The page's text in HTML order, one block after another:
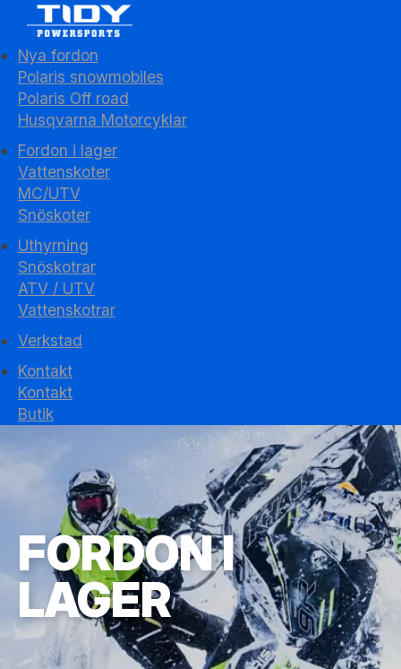
Nya fordon
Polaris snowmobiles
Polaris Off road
Husqvarna Motorcyklar
Fordon i lager
Vattenskoter
MC/UTV
Snöskoter
Uthyrning
Snöskotrar
ATV / UTV
Vattenskotrar
Verkstad
Kontakt
Kontakt
Butik
FORDON I
LAGER